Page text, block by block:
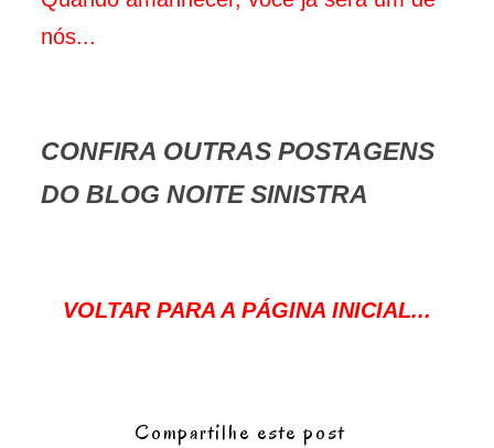
nós...
CONFIRA OUTRAS POSTAGENS
DO BLOG NOITE SINISTRA
VOLTAR PARA A PÁGINA INICIAL...
Compartilhe este post